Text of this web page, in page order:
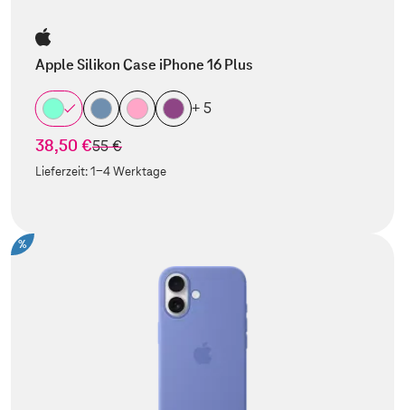
Apple Silikon Case iPhone 16 Plus
+ 5
38,50 €statt
55 €
Lieferzeit:1-4 Werktage
%